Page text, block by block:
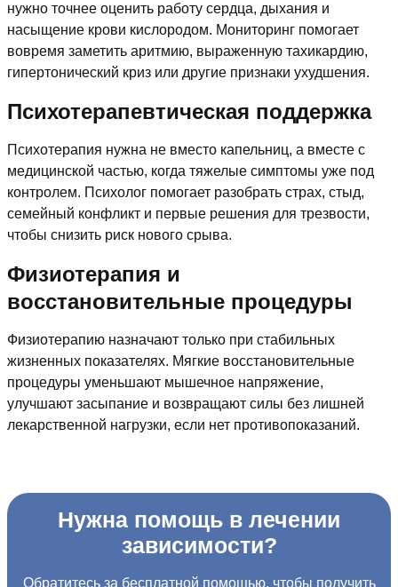
нужно точнее оценить работу сердца, дыхания и
насыщение крови кислородом. Мониторинг помогает
вовремя заметить аритмию, выраженную тахикардию,
гипертонический криз или другие признаки ухудшения.
Психотерапевтическая поддержка
Психотерапия нужна не вместо капельниц, а вместе с
медицинской частью, когда тяжелые симптомы уже под
контролем. Психолог помогает разобрать страх, стыд,
семейный конфликт и первые решения для трезвости,
чтобы снизить риск нового срыва.
Физиотерапия и
восстановительные процедуры
Физиотерапию назначают только при стабильных
жизненных показателях. Мягкие восстановительные
процедуры уменьшают мышечное напряжение,
улучшают засыпание и возвращают силы без лишней
лекарственной нагрузки, если нет противопоказаний.
Нужна помощь в лечении
зависимости?
Обратитесь за бесплатной помощью, чтобы получить